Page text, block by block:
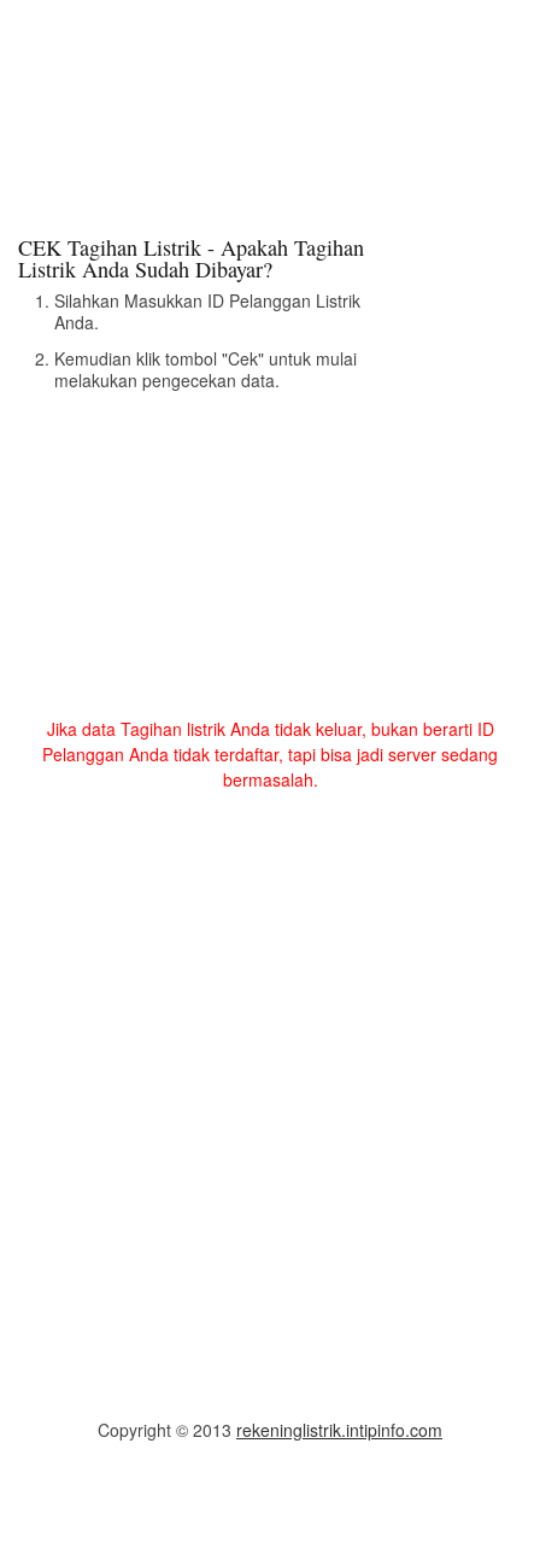
CEK Tagihan Listrik - Apakah Tagihan
Listrik Anda Sudah Dibayar?
Silahkan Masukkan ID Pelanggan Listrik
Anda.
Kemudian klik tombol "Cek" untuk mulai
melakukan pengecekan data.
Jika data Tagihan listrik Anda tidak keluar, bukan berarti ID
Pelanggan Anda tidak terdaftar, tapi bisa jadi server sedang
bermasalah.
Copyright © 2013 rekeninglistrik.intipinfo.com